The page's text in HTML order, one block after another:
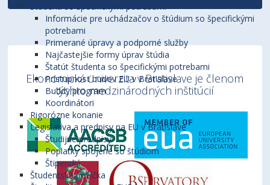
Študenti so špecifickými potrebami
Informácie pre uchádzačov o štúdium so špecifickými
potrebami
Primerané úpravy a podporné služby
Najčastejšie formy úprav štúdia
Štatút študenta so špecifickými potrebami
Prístupnosť budov EU v Bratislave
Buddy program
Koordinátori
Rigorózne konanie
Legislatíva a predpisy na EU v Bratislave
Študijné predpisy
Poplatky spojené so štúdiom
Štipendiá
Študentská pôžička
Ekonomická univerzita v Bratislave je členom
týchto medzinárodných inštitúcií